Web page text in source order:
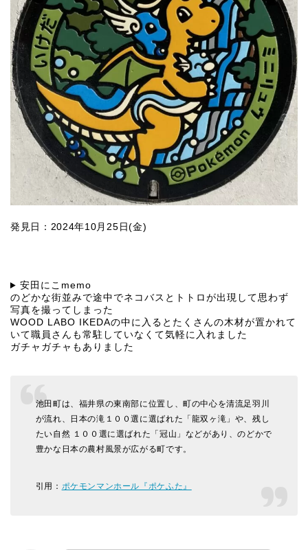
発見日：2024年10月25日(金)
安田にこmemo
のどかな街並みで途中でネコバスとトトロが出現して思わず
写真を撮ってしまった
WOOD LABO IKEDAの中に入るとたくさんの木材が置かれて
いて職員さんも常駐していなくて気軽に入れました
ガチャガチャもありました
池田町は、福井県の東南部に位置し、町の中心を清流足羽川
が流れ、日本の滝１００選に選ばれた「龍双ヶ滝」や、残し
たい自然 １００選に選ばれた「冠山」などがあり、のどかで
豊かな日本の農村風景が広がる町です。
引用： ポケモンマンホール『ポケふた』